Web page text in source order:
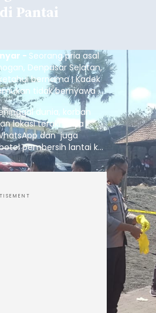
Pantai
- Seorang pria asal
Denpasar Selatan,
bernama I Kadek
tidak bernyawa di
dunia, korban
lokasi terakhirnya
dan juga
pembersih lantai ke